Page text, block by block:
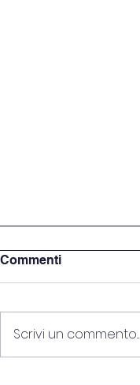
Commenti
Scrivi un commento...